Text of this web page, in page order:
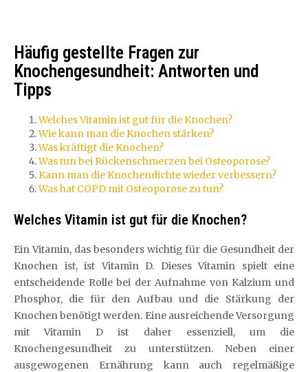
Häufig gestellte Fragen zur
Knochengesundheit: Antworten und
Tipps
Welches Vitamin ist gut für die Knochen?
Wie kann man die Knochen stärken?
Was kräftigt die Knochen?
Was tun bei Rückenschmerzen bei Osteoporose?
Kann man die Knochendichte wieder verbessern?
Was hat COPD mit Osteoporose zu tun?
Welches Vitamin ist gut für die Knochen?
Ein Vitamin, das besonders wichtig für die Gesundheit der
Knochen ist, ist Vitamin D. Dieses Vitamin spielt eine
entscheidende Rolle bei der Aufnahme von Kalzium und
Phosphor, die für den Aufbau und die Stärkung der
Knochen benötigt werden. Eine ausreichende Versorgung
mit Vitamin D ist daher essenziell, um die
Knochengesundheit zu unterstützen. Neben einer
ausgewogenen Ernährung kann auch regelmäßige